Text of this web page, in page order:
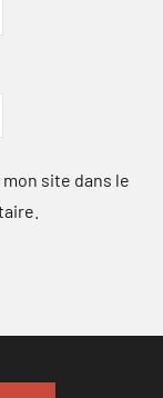
site dans le